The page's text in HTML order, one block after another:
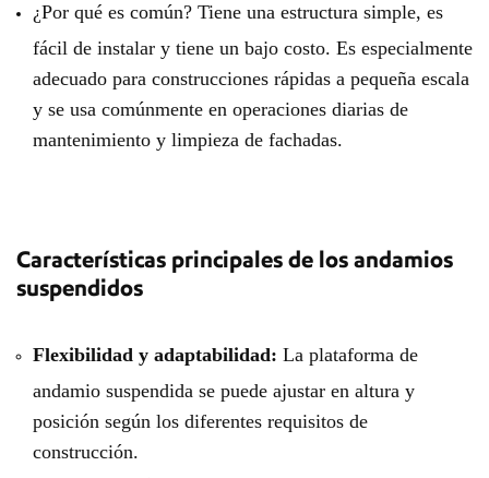
¿Por qué es común? Tiene una estructura simple, es
fácil de instalar y tiene un bajo costo. Es especialmente
adecuado para construcciones rápidas a pequeña escala
y se usa comúnmente en operaciones diarias de
mantenimiento y limpieza de fachadas.
Características principales de los andamios
suspendidos
Flexibilidad y adaptabilidad: La plataforma de
andamio suspendida se puede ajustar en altura y
posición según los diferentes requisitos de
construcción.